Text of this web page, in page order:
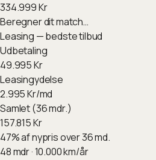
334.999Kr
Beregner dit match…
Leasing — bedste tilbud
Udbetaling
49.995Kr
Leasingydelse
2.995Kr/md
Samlet (36 mdr.)
157.815Kr
47%af nypris over 36 md.
48mdr ·10.000km/år